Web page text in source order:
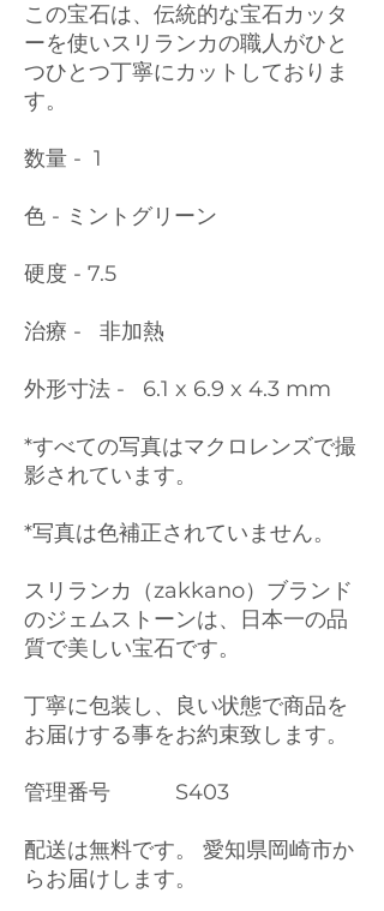
この宝石は、伝統的な宝石カッタ
ーを使いスリランカの職人がひと
つひとつ丁寧にカットしておりま
す。
数量 - 1
色 - ミントグリーン
硬度 - 7.5
治療 - 非加熱
外形寸法 - 6.1 x 6.9 x 4.3 mm
*すべての写真はマクロレンズで撮
影されています。
*写真は色補正されていません。
スリランカ（zakkano）ブランド
のジェムストーンは、日本一の品
質で美しい宝石です。
丁寧に包装し、良い状態で商品を
お届けする事をお約束致します。
管理番号 S403
配送は無料です。 愛知県岡崎市か
らお届けします。